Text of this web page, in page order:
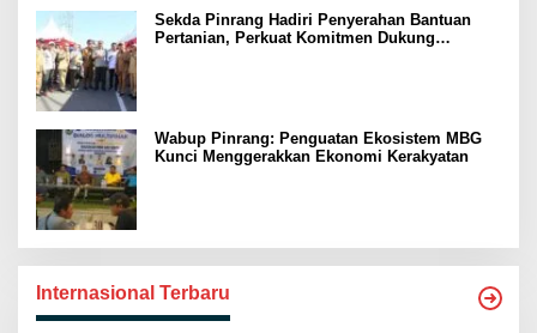
Sekda Pinrang Hadiri Penyerahan Bantuan
Pertanian, Perkuat Komitmen Dukung
Wabup Pinrang: Penguatan Ekosistem MBG
Kunci Menggerakkan Ekonomi Kerakyatan
Internasional Terbaru